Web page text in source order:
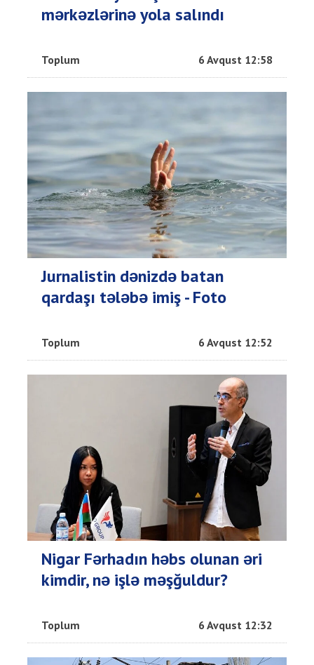
mərkəzlərinə yola salındı
Toplum 6 Avqust 12:58
Jurnalistin dənizdə batan
qardaşı tələbə imiş - Foto
Toplum 6 Avqust 12:52
Nigar Fərhadın həbs olunan əri
kimdir, nə işlə məşğuldur?
Toplum 6 Avqust 12:32